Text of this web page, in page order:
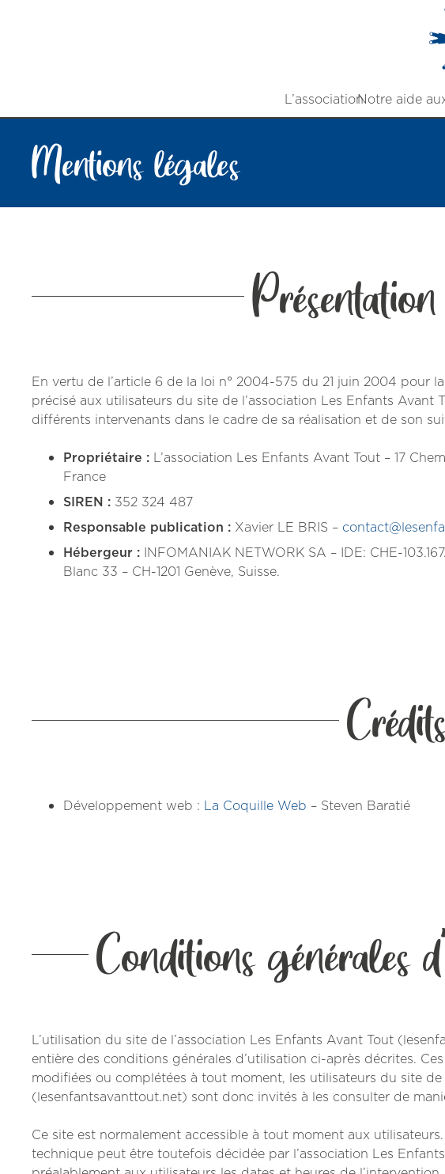
L’associationNotre aide
Mentions légales
En vertu de l’article 6 de la loi n° 2004-575 du 21 juin 2004 pour
précisé aux utilisateurs du site de l’association Les Enfants Avant
différents intervenants dans le cadre de sa réalisation et de son
Propriétaire : L’association Les Enfants Avant Tout – 17
France
SIREN : 352 324 487
Responsable publication : Xavier LE BRIS –
Hébergeur : INFOMANIAK NETWORK SA – IDE: CHE-
Blanc 33 – CH-1201 Genève, Suisse.
Développement web : La Coquille Web – Steven Baratié
Conditions générales
L’utilisation du site de l’association Les Enfants Avant Tout
entière des conditions générales d’utilisation ci-après décrites.
modifiées ou complétées à tout moment, les utilisateurs du site
(lesenfantsavanttout.net) sont donc invités à les consulter de
Ce site est normalement accessible à tout moment aux
technique peut être toutefois décidée par l’association Les